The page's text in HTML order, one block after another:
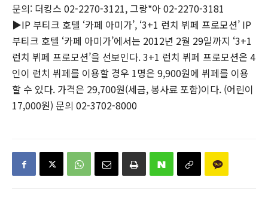
문의: 더킹스 02-2270-3121, 그랑*아 02-2270-3181
▶IP 부티크 호텔 ‘카페 아미가’, ‘3+1 런치 뷔페 프로모션’ IP
부티크 호텔 ‘카페 아미가’에서는 2012년 2월 29일까지 ‘3+1
런치 뷔페 프로모션’을 선보인다. 3+1 런치 뷔페 프로모션은 4
인이 런치 뷔페를 이용할 경우 1명은 9,900원에 뷔페를 이용
할 수 있다. 가격은 29,700원(세금, 봉사료 포함)이다. (어린이
17,000원) 문의 02-3702-8000